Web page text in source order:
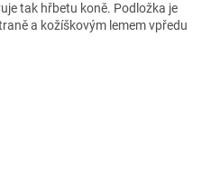
tak hřbetu koně. Podložka je
a kožíškovým lemem vpředu